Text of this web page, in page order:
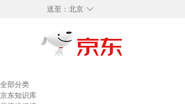
◇
送至： 北京
全部分类
京东知识库